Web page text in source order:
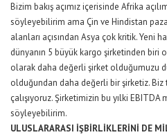
Bizim bakış açımız içerisinde Afrika
söyleyebilirim ama Çin ve Hindistan
alanları açısından Asya çok kritik. Yeni
dünyanın 5 büyük kargo şirketinden biri
olarak daha değerli şirket olduğumuzu
olduğundan daha değerli bir şirketiz. Biz
çalışıyoruz. Şirketimizin bu yılki EBITDA
söyleyebilirim.
ULUSLARARASI İŞBİRLİKLERİNİ DE